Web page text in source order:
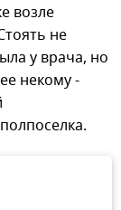
возле
не
у врача, но
некому -